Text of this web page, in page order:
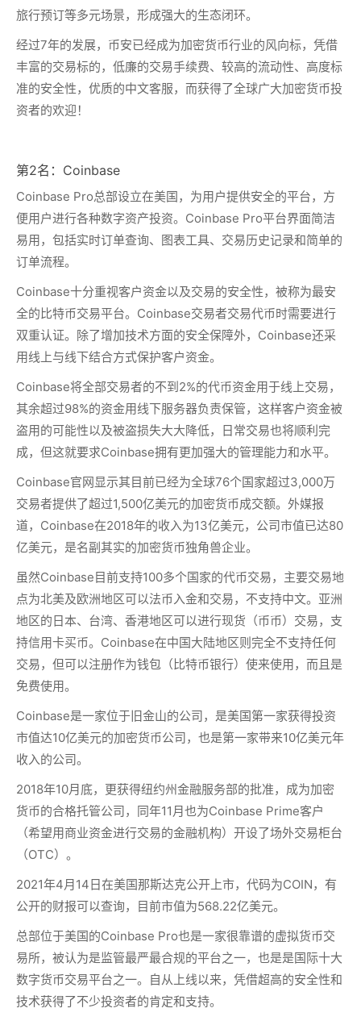
旅行预订等多元场景，形成强大的生态闭环。
经过7年的发展，币安已经成为加密货币行业的风向标，凭借
丰富的交易标的，低廉的交易手续费、较高的流动性、高度标
准的安全性，优质的中文客服，而获得了全球广大加密货币投
资者的欢迎！
第2名：Coinbase
Coinbase Pro总部设立在美国，为用户提供安全的平台，方
便用户进行各种数字资产投资。Coinbase Pro平台界面简洁
易用，包括实时订单查询、图表工具、交易历史记录和简单的
订单流程。
Coinbase十分重视客户资金以及交易的安全性，被称为最安
全的比特币交易平台。Coinbase交易者交易代币时需要进行
双重认证。除了增加技术方面的安全保障外，Coinbase还采
用线上与线下结合方式保护客户资金。
Coinbase将全部交易者的不到2%的代币资金用于线上交易，
其余超过98%的资金用线下服务器负责保管，这样客户资金被
盗用的可能性以及被盗损失大大降低，日常交易也将顺利完
成，但这就要求Coinbase拥有更加强大的管理能力和水平。
Coinbase官网显示其目前已经为全球76个国家超过3,000万
交易者提供了超过1,500亿美元的加密货币成交额。外媒报
道，Coinbase在2018年的收入为13亿美元，公司市值已达80
亿美元，是名副其实的加密货币独角兽企业。
虽然Coinbase目前支持100多个国家的代币交易，主要交易地
点为北美及欧洲地区可以法币入金和交易，不支持中文。亚洲
地区的日本、台湾、香港地区可以进行现货（币币）交易，支
持信用卡买币。Coinbase在中国大陆地区则完全不支持任何
交易，但可以注册作为钱包（比特币银行）使来使用，而且是
免费使用。
Coinbase是一家位于旧金山的公司，是美国第一家获得投资
市值达10亿美元的加密货币公司，也是第一家带来10亿美元年
收入的公司。
2018年10月底，更获得纽约州金融服务部的批准，成为加密
货币的合格托管公司，同年11月也为Coinbase Prime客户
（希望用商业资金进行交易的金融机构）开设了场外交易柜台
（OTC）。
2021年4月14日在美国那斯达克公开上市，代码为COIN，有
公开的财报可以查询，目前市值为568.22亿美元。
总部位于美国的Coinbase Pro也是一家很靠谱的虚拟货币交
易所，被认为是监管最严最合规的平台之一，也是是国际十大
数字货币交易平台之一。自从上线以来，凭借超高的安全性和
技术获得了不少投资者的肯定和支持。